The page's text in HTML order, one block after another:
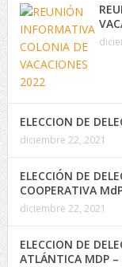
ELECCION DE
diciembre 22, 2021
ELECCIÓN DE
COOPERATIVA
diciembre 22, 2021
ELECCION DE
ATLÁNTICA MDP –